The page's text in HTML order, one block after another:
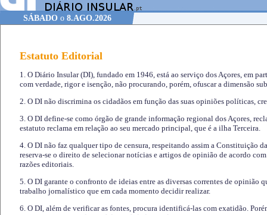
SÁBADOo 8.AGO.2026
Estatuto Editorial
1. O Diário Insular (DI), fundado em 1946, está ao serviço dos Açores, em
com verdade, rigor e isenção, não procurando, porém, ofuscar a dimensão
2. O DI não discrimina os cidadãos em função das suas opiniões políticas,
3. O DI define-se como órgão de grande informação regional dos Açores,
estatuto reclama em relação ao seu mercado principal, que é a ilha Terceira.
4. O DI não faz qualquer tipo de censura, respeitando assim a Constituição
reserva-se o direito de selecionar notícias e artigos de opinião de acordo
razões editoriais.
5. O DI garante o confronto de ideias entre as diversas correntes de opinião
trabalho jornalístico que em cada momento decidir realizar.
6. O DI, além de verificar as fontes, procura identificá-las com exatidão.